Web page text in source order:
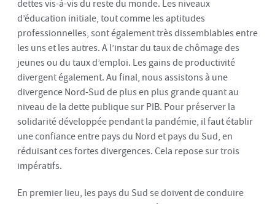
dettes vis-à-vis du reste du monde. Les niveaux
d’éducation initiale, tout comme les aptitudes
professionnelles, sont également très dissemblables entre
les uns et les autres. A l’instar du taux de chômage des
jeunes ou du taux d’emploi. Les gains de productivité
divergent également. Au final, nous assistons à une
divergence Nord-Sud de plus en plus grande quant au
niveau de la dette publique sur PIB. Pour préserver la
solidarité développée pendant la pandémie, il faut établir
une confiance entre pays du Nord et pays du Sud, en
réduisant ces fortes divergences. Cela repose sur trois
impératifs.
En premier lieu, les pays du Sud se doivent de conduire